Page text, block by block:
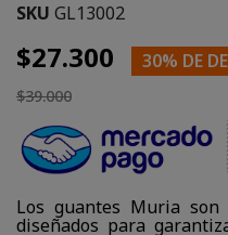
SKU GL13002
$27.300 30% DE
$39.000
Los guantes Muria son
diseñados para